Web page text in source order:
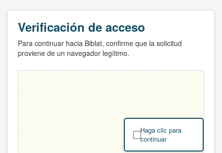
Verificación de acceso
Para continuar hacia Biblat, confirme que la solicitud
proviene de un navegador legítimo.
Haga clic para
continuar